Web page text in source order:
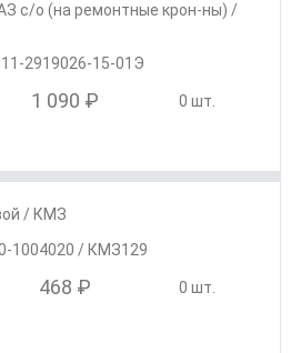
с/о (на ремонтные крон-ны) /
2919026-15-01Э
1 090 ₽ 0 шт.
/ КМЗ
1004020 / КМЗ129
468 ₽ 0 шт.